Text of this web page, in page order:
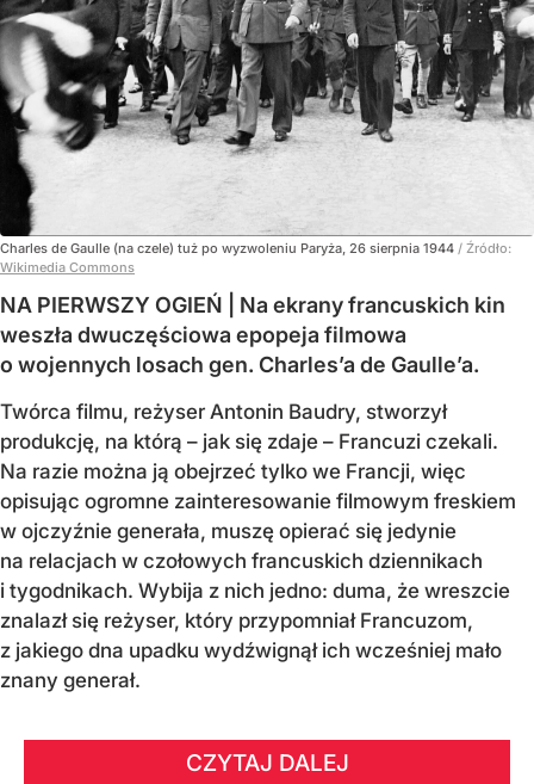
Charles de Gaulle (na czele) tuż po wyzwoleniu Paryża, 26 sierpnia 1944 / Źródło:
Wikimedia Commons
NA PIERWSZY OGIEŃ | Na ekrany francuskich kin
weszła dwuczęściowa epopeja filmowa
o wojennych losach gen. Charles’a de Gaulle’a.
Twórca filmu, reżyser Antonin Baudry, stworzył
produkcję, na którą – jak się zdaje – Francuzi czekali.
Na razie można ją obejrzeć tylko we Francji, więc
opisując ogromne zainteresowanie filmowym freskiem
w ojczyźnie generała, muszę opierać się jedynie
na relacjach w czołowych francuskich dziennikach
i tygodnikach. Wybija z nich jedno: duma, że wreszcie
znalazł się reżyser, który przypomniał Francuzom,
z jakiego dna upadku wydźwignął ich wcześniej mało
znany generał.
CZYTAJ DALEJ